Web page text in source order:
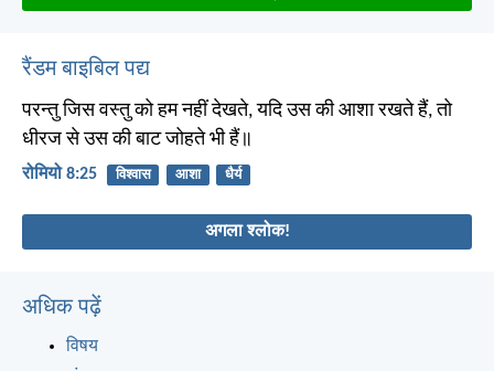
रैंडम बाइबिल पद्य
परन्तु जिस वस्तु को हम नहीं देखते, यदि उस की आशा रखते हैं, तो
धीरज से उस की बाट जोहते भी हैं॥
रोमियो 8:25 विश्वास आशा धैर्य
अगला श्लोक!
अधिक पढ़ें
विषय